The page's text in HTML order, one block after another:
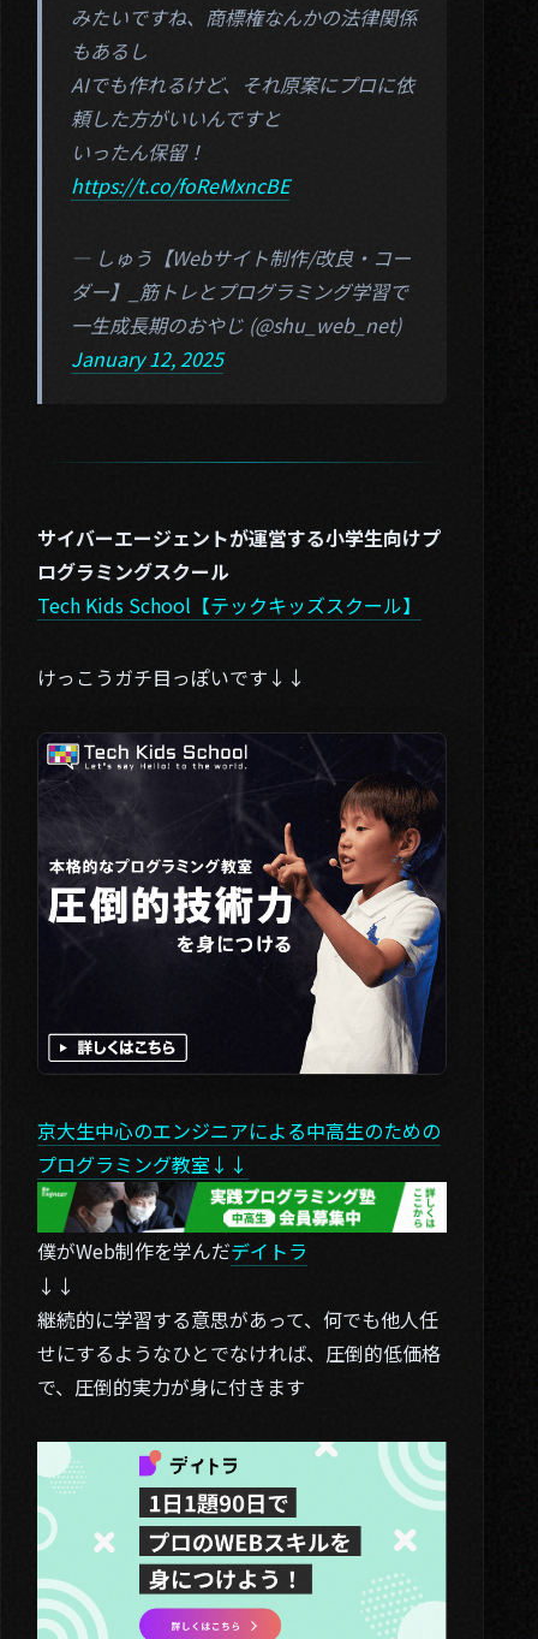
01. About
02. Works
03. Blog
04. Contact
Twitter
みたいですね、商標権なんかの法律関係
もあるし
AIでも作れるけど、それ原案にプロに依
頼した方がいいんですと
いったん保留！
https://t.co/foReMxncBE
— しゅう【Webサイト制作/改良・コー
ダー】_筋トレとプログラミング学習で
一生成長期のおやじ (@shu_web_net)
January 12, 2025
サイバーエージェントが運営する小学生向けプ
ログラミングスクール
Tech Kids School【テックキッズスクール】
けっこうガチ目っぽいです↓↓
京大生中心のエンジニアによる中高生のための
プログラミング教室↓↓
僕がWeb制作を学んだデイトラ
↓↓
継続的に学習する意思があって、何でも他人任
せにするようなひとでなければ、圧倒的低価格
で、圧倒的実力が身に付きます